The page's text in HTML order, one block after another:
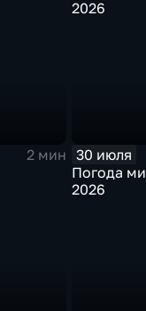
2026
2 мин
30 июля
Погода
2026